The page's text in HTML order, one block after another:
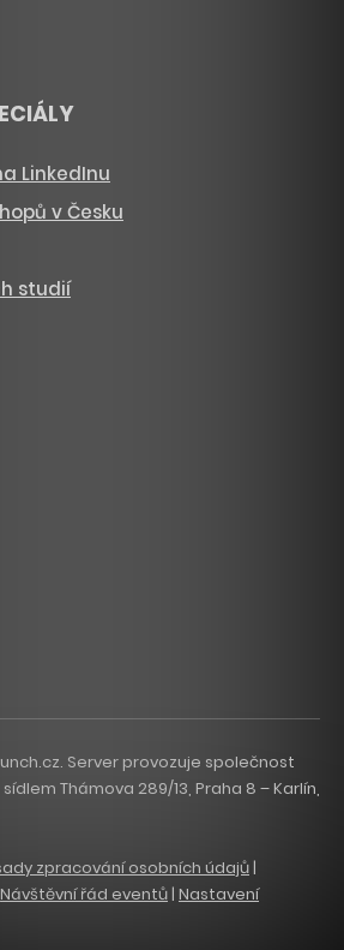
LinkedInu
v Česku
studií
Server provozuje společnost
Thámova 289/13, Praha 8 – Karlín,
zpracování osobních údajů |
Návštěvní řád eventů | Nastavení